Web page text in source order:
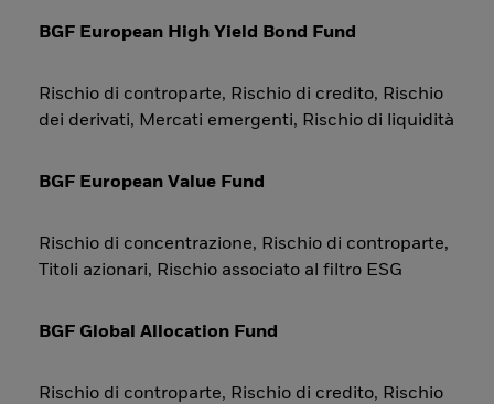
BGF European High Yield Bond Fund
Rischio di controparte, Rischio di credito, Rischio
dei derivati, Mercati emergenti, Rischio di liquidità
BGF European Value Fund
Rischio di concentrazione, Rischio di controparte,
Titoli azionari, Rischio associato al filtro ESG
BGF Global Allocation Fund
Rischio di controparte, Rischio di credito, Rischio